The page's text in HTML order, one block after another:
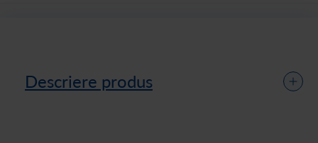
Descriere produs